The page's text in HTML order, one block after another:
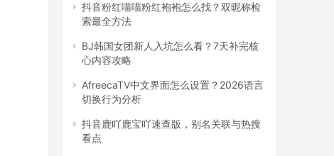
抖音粉红喵喵粉红袍袍怎么找？双昵称检
索最全方法
BJ韩国女团新人入坑怎么看？7天补完核
心内容攻略
AfreecaTV中文界面怎么设置？2026语言
切换行为分析
抖音鹿吖鹿宝吖速查版，别名关联与热搜
看点